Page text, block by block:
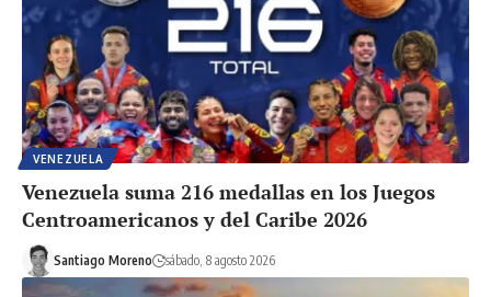
VENEZUELA
Venezuela suma 216 medallas en los Juegos
Centroamericanos y del Caribe 2026
Santiago Moreno sábado, 8 agosto 2026